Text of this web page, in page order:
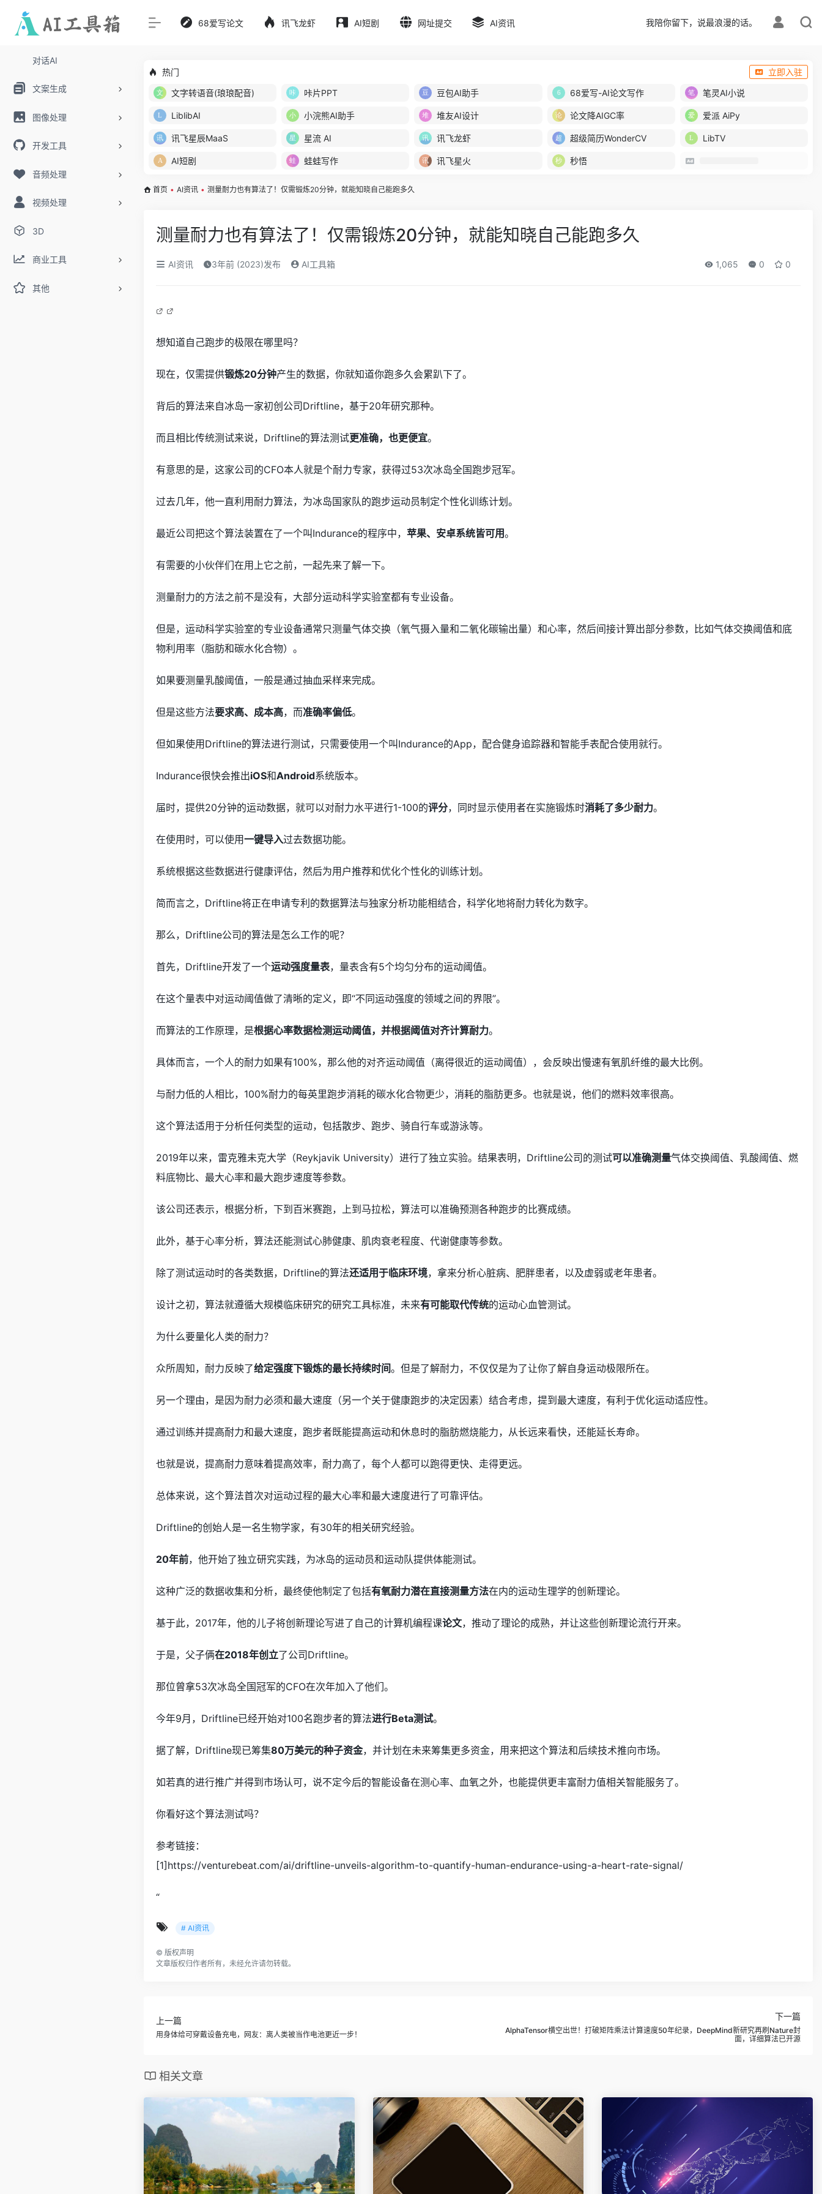
对话AI
文案生成
图像处理
开发工具
音频处理
视频处理
3D
商业工具
其他
68爱写论文 讯飞龙虾 AI短剧 网址提交 AI资讯 我陪你留下，说最浪漫的话。
热门
立即入驻
文字转语音(琅琅配音)
咔片PPT 豆包AI助手 68爱写-AI论文写作 笔灵AI小说
LiblibAI 小浣熊AI助手 堆友AI设计 论文降AIGC率 爱派 AiPy
讯飞星辰MaaS 星流 AI 讯飞龙虾 超级简历WonderCV LibTV
AI短剧 蛙蛙写作 讯飞星火 秒悟
首页 • AI资讯 • 测量耐力也有算法了！仅需锻炼20分钟，就能知晓自己能跑多久
测量耐力也有算法了！仅需锻炼20分钟，就能知晓自己能跑多久
AI资讯 3年前 (2023)发布 AI工具箱 1,065 0 0
想知道自己跑步的极限在哪里吗？
现在，仅需提供锻炼20分钟产生的数据，你就知道你跑多久会累趴下了。
背后的算法来自冰岛一家初创公司Driftline，基于20年研究那种。
而且相比传统测试来说，Driftline的算法测试更准确，也更便宜。
有意思的是，这家公司的CFO本人就是个耐力专家，获得过53次冰岛全国跑步冠军。
过去几年，他一直利用耐力算法，为冰岛国家队的跑步运动员制定个性化训练计划。
最近公司把这个算法装置在了一个叫Indurance的程序中， 苹果、安卓系统皆可用。
有需要的小伙伴们在用上它之前，一起先来了解一下。
测量耐力的方法之前不是没有，大部分运动科学实验室都有专业设备。
但是，运动科学实验室的专业设备通常只测量气体交换（氧气摄入量和二氧化碳输出量）和心率，然后间接计算出部分参数，比如气体交换阈值和底
物利用率（脂肪和碳水化合物）。
如果要测量乳酸阈值，一般是通过抽血采样来完成。
但是这些方法要求高、成本高，而准确率偏低。
但如果使用Driftline的算法进行测试，只需要使用一个叫Indurance的App，配合健身追踪器和智能手表配合使用就行。
Indurance很快会推出iOS和Android系统版本。
届时，提供20分钟的运动数据，就可以对耐力水平进行1-100的评分，同时显示使用者在实施锻炼时消耗了多少耐力。
在使用时，可以使用一键导入过去数据功能。
系统根据这些数据进行健康评估，然后为用户推荐和优化个性化的训练计划。
简而言之，Driftline将正在申请专利的数据算法与独家分析功能相结合，科学化地将耐力转化为数字。
那么，Driftline公司的算法是怎么工作的呢？
首先，Driftline开发了一个运动强度量表，量表含有5个均匀分布的运动阈值。
在这个量表中对运动阈值做了清晰的定义，即“不同运动强度的领域之间的界限”。
而算法的工作原理，是根据心率数据检测运动阈值，并根据阈值对齐计算耐力。
具体而言，一个人的耐力如果有100%，那么他的对齐运动阈值（离得很近的运动阈值），会反映出慢速有氧肌纤维的最大比例。
与耐力低的人相比，100%耐力的每英里跑步消耗的碳水化合物更少，消耗的脂肪更多。也就是说，他们的燃料效率很高。
这个算法适用于分析任何类型的运动，包括散步、跑步、骑自行车或游泳等。
2019年以来，雷克雅未克大学（Reykjavik University）进行了独立实验。结果表明，Driftline公司的测试可以准确测量气体交换阈值、乳酸阈值、燃
料底物比、最大心率和最大跑步速度等参数。
该公司还表示，根据分析，下到百米赛跑，上到马拉松，算法可以准确预测各种跑步的比赛成绩。
此外，基于心率分析，算法还能测试心肺健康、肌肉衰老程度、代谢健康等参数。
除了测试运动时的各类数据，Driftline的算法还适用于临床环境，拿来分析心脏病、肥胖患者，以及虚弱或老年患者。
设计之初，算法就遵循大规模临床研究的研究工具标准，未来有可能取代传统的运动心血管测试。
为什么要量化人类的耐力？
众所周知，耐力反映了给定强度下锻炼的最长持续时间。但是了解耐力，不仅仅是为了让你了解自身运动极限所在。
另一个理由，是因为耐力必须和最大速度（另一个关于健康跑步的决定因素）结合考虑，提到最大速度，有利于优化运动适应性。
通过训练并提高耐力和最大速度，跑步者既能提高运动和休息时的脂肪燃烧能力，从长远来看快，还能延长寿命。
也就是说，提高耐力意味着提高效率，耐力高了，每个人都可以跑得更快、走得更远。
总体来说，这个算法首次对运动过程的最大心率和最大速度进行了可靠评估。
Driftline的创始人是一名生物学家，有30年的相关研究经验。
20年前，他开始了独立研究实践，为冰岛的运动员和运动队提供体能测试。
这种广泛的数据收集和分析，最终使他制定了包括有氧耐力潜在直接测量方法在内的运动生理学的创新理论。
基于此，2017年，他的儿子将创新理论写进了自己的计算机编程课论文，推动了理论的成熟，并让这些创新理论流行开来。
于是，父子俩在2018年创立了公司Driftline。
那位曾拿53次冰岛全国冠军的CFO在次年加入了他们。
今年9月，Driftline已经开始对100名跑步者的算法进行Beta测试。
据了解，Driftline现已筹集80万美元的种子资金，并计划在未来筹集更多资金，用来把这个算法和后续技术推向市场。
如若真的进行推广并得到市场认可，说不定今后的智能设备在测心率、血氧之外，也能提供更丰富耐力值相关智能服务了。
你看好这个算法测试吗？
参考链接：
[1]https://venturebeat.com/ai/driftline-unveils-algorithm-to-quantify-human-endurance-using-a-heart-rate-signal/
“
# AI资讯
© 版权声明
文章版权归作者所有，未经允许请勿转载。
上一篇
用身体给可穿戴设备充电，网友：离人类被当作电池更近一步！
下一篇
AlphaTensor横空出世！打破矩阵乘法计算速度50年纪录，DeepMind新研究再刷Nature封
面，详细算法已开源
相关文章